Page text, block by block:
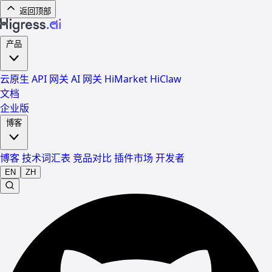
返回顶部
云原生 API 网关 AI 网关 HiMarket HiClaw
文档
企业版
博客技术词汇表 竞品对比 插件市场 开发者
EN ZH